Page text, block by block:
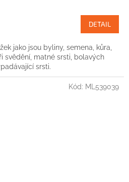
DETAIL
jako jsou byliny, semena, kůra,
svědění, matné srsti, bolavých
srsti.
Kód: ML539039